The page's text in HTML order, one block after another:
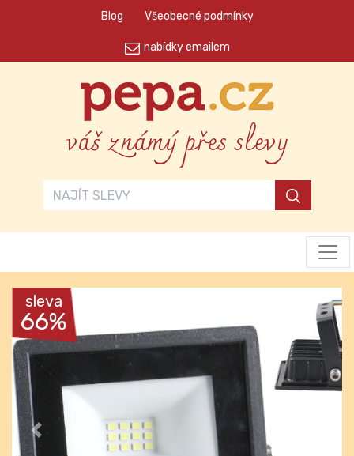
Blog Všeobecné podmínky
nabídky emailem
váš známý přes slevy
sleva
66%
Previous